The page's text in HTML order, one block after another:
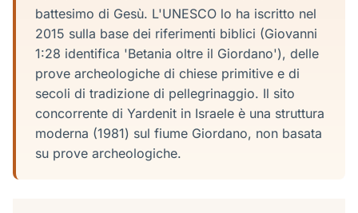
battesimo di Gesù. L'UNESCO lo ha iscritto nel
2015 sulla base dei riferimenti biblici (Giovanni
1:28 identifica 'Betania oltre il Giordano'), delle
prove archeologiche di chiese primitive e di
secoli di tradizione di pellegrinaggio. Il sito
concorrente di Yardenit in Israele è una struttura
moderna (1981) sul fiume Giordano, non basata
su prove archeologiche.